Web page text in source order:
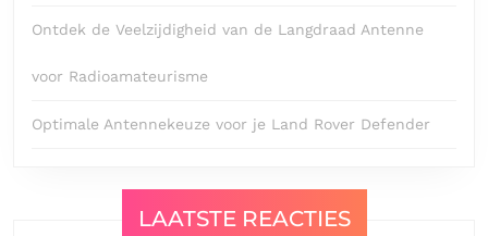
Ontdek de Veelzijdigheid van de Langdraad Antenne
voor Radioamateurisme
Optimale Antennekeuze voor je Land Rover Defender
LAATSTE REACTIES